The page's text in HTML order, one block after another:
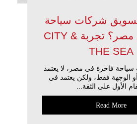
شركات سياحة
فاخرة في مصر؟ تجربة CITY &
THE SEA
فاخرة في مصر، لا يعتمد
الوجهة فقط، ولكن يعتمد في
الأول على الثقة...
Read More